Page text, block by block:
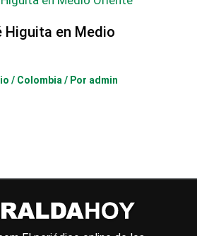
Higuita en Medio
/ Colombia / Por admin